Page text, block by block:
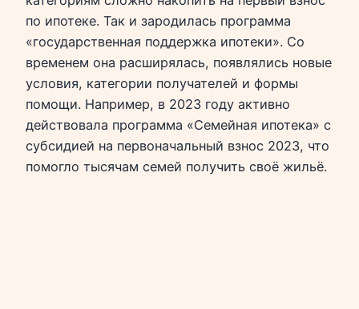
по ипотеке. Так и зародилась программа
«государственная поддержка ипотеки». Со
временем она расширялась, появлялись новые
условия, категории получателей и формы
помощи. Например, в 2023 году активно
действовала программа «Семейная ипотека» с
субсидией на первоначальный взнос 2023, что
помогло тысячам семей получить своё жильё.